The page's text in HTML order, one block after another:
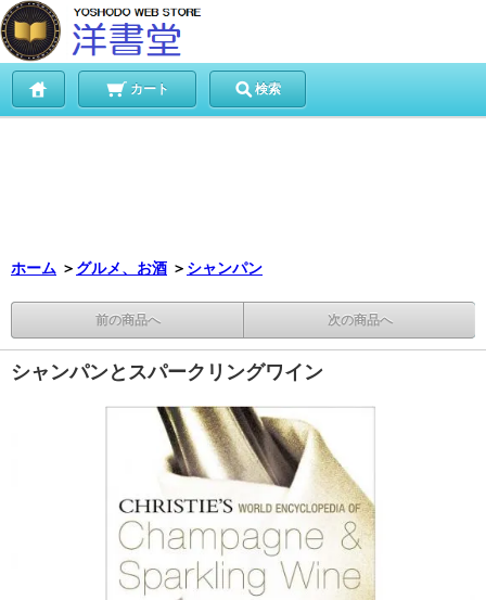
カート 検索
ホーム ＞ グルメ、お酒 ＞ シャンパン
前の商品へ 次の商品へ
シャンパンとスパークリングワイン